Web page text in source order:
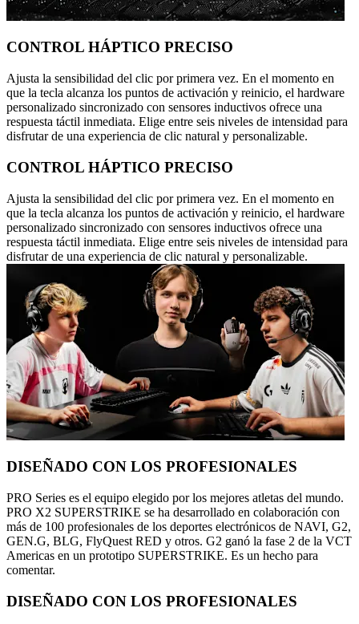
CONTROL HÁPTICO PRECISO
Ajusta la sensibilidad del clic por primera vez. En el momento en
que la tecla alcanza los puntos de activación y reinicio, el hardware
personalizado sincronizado con sensores inductivos ofrece una
respuesta táctil inmediata. Elige entre seis niveles de intensidad para
disfrutar de una experiencia de clic natural y personalizable.
CONTROL HÁPTICO PRECISO
Ajusta la sensibilidad del clic por primera vez. En el momento en
que la tecla alcanza los puntos de activación y reinicio, el hardware
personalizado sincronizado con sensores inductivos ofrece una
respuesta táctil inmediata. Elige entre seis niveles de intensidad para
disfrutar de una experiencia de clic natural y personalizable.
DISEÑADO CON LOS PROFESIONALES
PRO Series es el equipo elegido por los mejores atletas del mundo.
PRO X2 SUPERSTRIKE se ha desarrollado en colaboración con
más de 100 profesionales de los deportes electrónicos de NAVI, G2,
GEN.G, BLG, FlyQuest RED y otros. G2 ganó la fase 2 de la VCT
Americas en un prototipo SUPERSTRIKE. Es un hecho para
comentar.
DISEÑADO CON LOS PROFESIONALES